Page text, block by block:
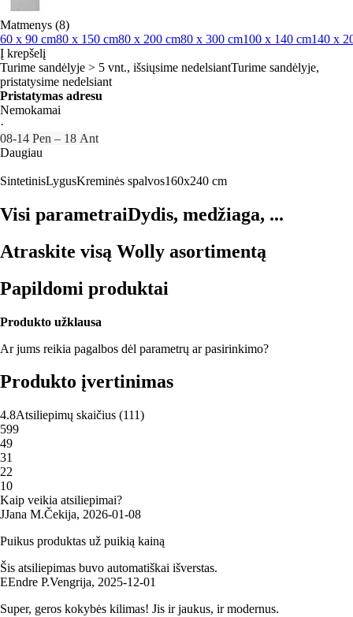
Matmenys (8)
60 x 90 cm80 x 150 cm80 x 200 cm80 x 300 cm100 x 140 cm140 x
Į krepšelį
Turime sandėlyje > 5 vnt., išsiųsime nedelsiantTurime sandėlyje,
pristatysime nedelsiant
Pristatymas adresu
Nemokamai
·
08‑14 Pen – 18 Ant
Daugiau
SintetinisLygusKreminės spalvos160x240 cm
Visi parametraiDydis, medžiaga, ...
Atraskite visą Wolly asortimentą
Papildomi produktai
Produkto užklausa
Ar jums reikia pagalbos dėl parametrų ar pasirinkimo?
Produkto įvertinimas
4.8Atsiliepimų skaičius (111)
599
49
31
22
10
Kaip veikia atsiliepimai?
JJana M.Čekija, 2026‑01‑08
Puikus produktas už puikią kainą
Šis atsiliepimas buvo automatiškai išverstas.
EEndre P.Vengrija, 2025‑12‑01
Super, geros kokybės kilimas! Jis ir jaukus, ir modernus.